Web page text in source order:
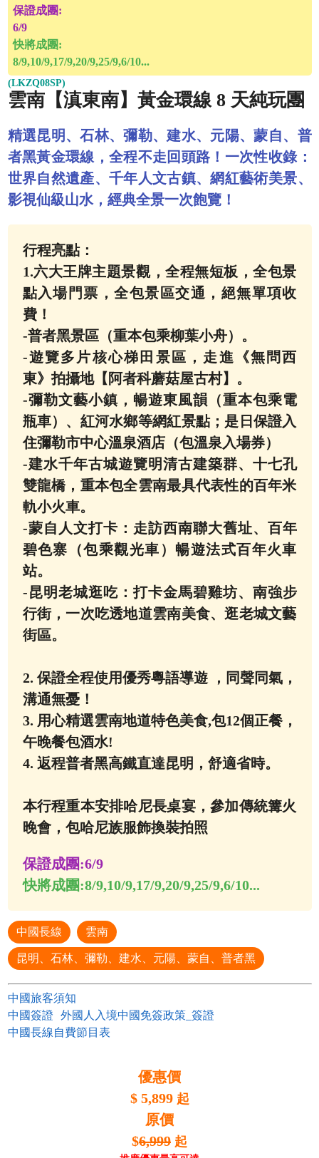
保證成團:
6/9
快將成團:
8/9,10/9,17/9,20/9,25/9,6/10...
(LKZQ08SP)
雲南【滇東南】黃金環線 8 天純玩團
精選昆明、石林、彌勒、建水、元陽、蒙自、普
者黑黃金環線，全程不走回頭路！一次性收錄：
世界自然遺產、千年人文古鎮、網紅藝術美景、
影視仙級山水，經典全景一次飽覽！
行程亮點：
1.六大王牌主題景觀，全程無短板，全包景
點入場門票，全包景區交通，絕無單項收
費！
-普者黑景區（重本包乘柳葉小舟）。
-遊覽多片核心梯田景區，走進《無問西
東》拍攝地【阿者科蘑菇屋古村】。
-彌勒文藝小鎮，暢遊東風韻（重本包乘電
瓶車）、紅河水鄉等網紅景點；是日保證入
住彌勒市中心溫泉酒店（包溫泉入場券）
-建水千年古城遊覽明清古建築群、十七孔
雙龍橋，重本包全雲南最具代表性的百年米
軌小火車。
-蒙自人文打卡：走訪西南聯大舊址、百年
碧色寨（包乘觀光車）暢遊法式百年火車
站。
-昆明老城逛吃：打卡金馬碧雞坊、南強步
行街，一次吃透地道雲南美食、逛老城文藝
街區。
2. 保證全程使用優秀粵語導遊 ，同聲同氣，
溝通無憂！
3. 用心精選雲南地道特色美食,包12個正餐，
午晚餐包酒水!
4. 返程普者黑高鐵直達昆明，舒適省時。
本行程重本安排哈尼長桌宴，參加傳統篝火
晚會，包哈尼族服飾換裝拍照
保證成團:6/9
快將成團:8/9,10/9,17/9,20/9,25/9,6/10...
中國長線 雲南
昆明、石林、彌勒、建水、元陽、蒙自、普者黑
中國旅客須知
中國簽證
外國人入境中國免簽政策_簽證
中國長線自費節目表
優惠價
$ 5,899 起
原價
$6,999 起